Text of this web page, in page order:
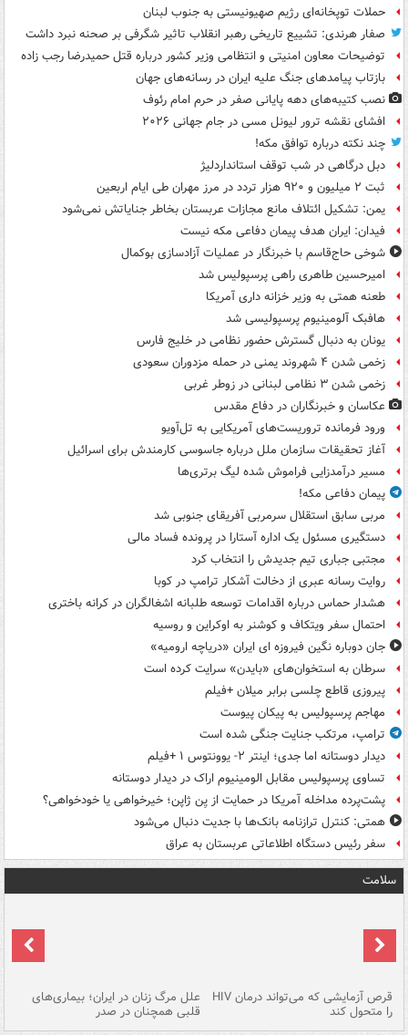
حملات توپخانه‌ای رژیم صهیونیستی به جنوب لبنان
صفار هرندی: تشییع تاریخی رهبر انقلاب تاثیر شگرفی بر صحنه نبرد داشت
توضیحات معاون امنیتی و انتظامی وزیر کشور درباره قتل حمیدرضا رجب زاده
بازتاب پیامدهای جنگ علیه ایران در رسانه‌های جهان
نصب کتیبه‌های دهه پایانی صفر در حرم امام رئوف
افشای نقشه ترور لیونل مسی در جام جهانی ۲۰۲۶
چند نکته درباره توافق مکه!
دبل درگاهی در شب توقف استانداردلیژ
ثبت ۲ میلیون و ۹۲۰ هزار تردد در مرز مهران طی ایام اربعین
یمن: تشکیل ائتلاف مانع مجازات عربستان بخاطر جنایاتش نمی‌شود
فیدان: ایران هدف پیمان دفاعی مکه نیست
شوخی حاج‌قاسم با خبرنگار در عملیات آزادسازی بوکمال
امیرحسین طاهری راهی پرسپولیس شد
طعنه همتی به وزیر خزانه داری آمریکا
هافبک آلومینیوم پرسپولیسی شد
یونان به دنبال گسترش حضور نظامی در خلیج فارس
زخمی شدن ۴ شهروند یمنی در حمله مزدوران سعودی
زخمی شدن ۳ نظامی لبنانی در زوطر غربی
عکاسان و خبرنگاران در دفاع مقدس
ورود فرمانده تروریست‌های آمریکایی به تل‌آویو
آغاز تحقیقات سازمان ملل درباره جاسوسی کارمندش برای اسرائیل
مسیر درآمدزایی فراموش شده لیگ برتری‌ها
پیمان دفاعی مکه!
مربی سابق استقلال سرمربی آفریقای جنوبی شد
دستگیری مسئول یک اداره آستارا در پرونده فساد مالی
مجتبی جباری تیم جدیدش را انتخاب کرد
روایت رسانه عبری از دخالت آشکار ترامپ در کوبا
هشدار حماس درباره اقدامات توسعه طلبانه اشغالگران در کرانه باختری
احتمال سفر ویتکاف و کوشنر به اوکراین و روسیه
جان دوباره نگین فیروزه ای ایران «دریاچه ارومیه»
سرطان به استخوان‌های «بایدن» سرایت کرده است
پیروزی قاطع چلسی برابر میلان +فیلم
مهاجم پرسپولیس به پیکان پیوست
ترامپ، مرتکب جنایت جنگی شده است
دیدار دوستانه اما جدی؛ اینتر ۲- یوونتوس ۱ +فیلم
تساوی پرسپولیس مقابل الومینیوم اراک در دیدار دوستانه
پشت‌پرده مداخله آمریکا در حمایت از یِن ژاپن؛ خیرخواهی یا خودخواهی؟
همتی: کنترل ترازنامه بانک‌ها با جدیت دنبال می‌شود
سفر رئیس دستگاه اطلاعاتی عربستان به عراق
سلامت
قرص آزمایشی که می‌تواند درمان HIV
را متحول کند
علل مرگ زنان در ایران؛ بیماری‌های
قلبی همچنان در صدر